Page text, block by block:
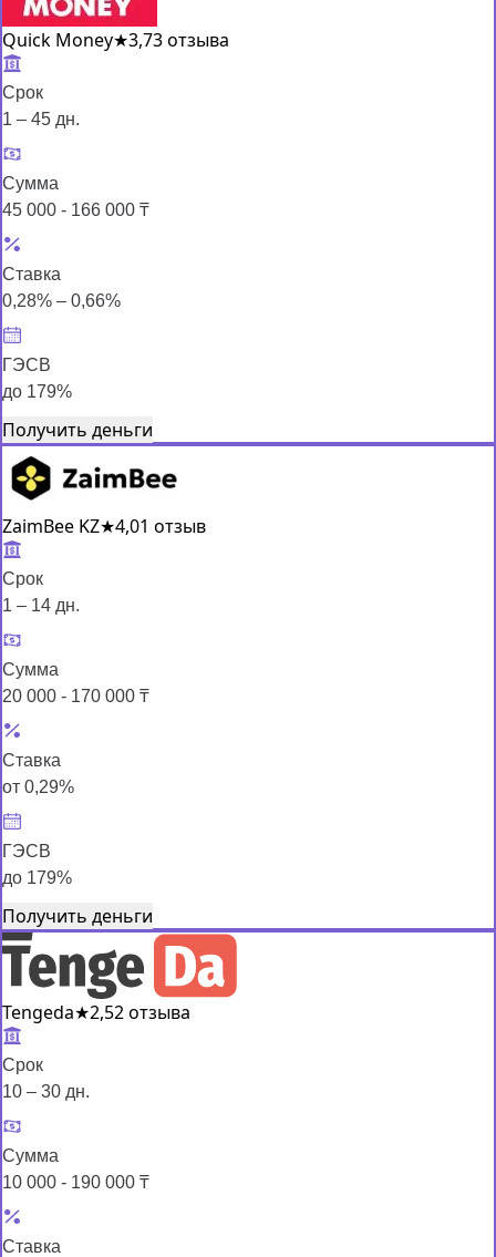
Quick Money★3,73 отзыва
Срок
1 – 45 дн.
Сумма
45 000 - 166 000 ₸
Ставка
0,28% – 0,66%
ГЭСВ
до 179%
Получить деньги
ZaimBee KZ★4,01 отзыв
Срок
1 – 14 дн.
Сумма
20 000 - 170 000 ₸
Ставка
от 0,29%
ГЭСВ
до 179%
Получить деньги
Tengeda★2,52 отзыва
Срок
10 – 30 дн.
Сумма
10 000 - 190 000 ₸
Ставка